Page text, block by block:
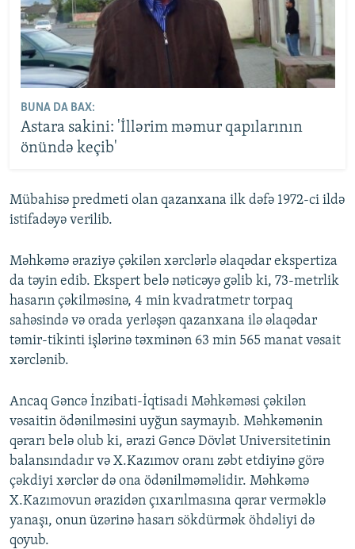
BUNA DA BAX:
Astara sakini: 'İllərim məmur qapılarının
önündə keçib'
Mübahisə predmeti olan qazanxana ilk dəfə 1972-ci ildə
istifadəyə verilib.
Məhkəmə əraziyə çəkilən xərclərlə əlaqədar ekspertiza
da təyin edib. Ekspert belə nəticəyə gəlib ki, 73-metrlik
hasarın çəkilməsinə, 4 min kvadratmetr torpaq
sahəsində və orada yerləşən qazanxana ilə əlaqədar
təmir-tikinti işlərinə təxminən 63 min 565 manat vəsait
xərclənib.
Ancaq Gəncə İnzibati-İqtisadi Məhkəməsi çəkilən
vəsaitin ödənilməsini uyğun saymayıb. Məhkəmənin
qərarı belə olub ki, ərazi Gəncə Dövlət Universitetinin
balansındadır və X.Kazımov oranı zəbt etdiyinə görə
çəkdiyi xərclər də ona ödənilməməlidir. Məhkəmə
X.Kazımovun ərazidən çıxarılmasına qərar verməklə
yanaşı, onun üzərinə hasarı sökdürmək öhdəliyi də
qoyub.